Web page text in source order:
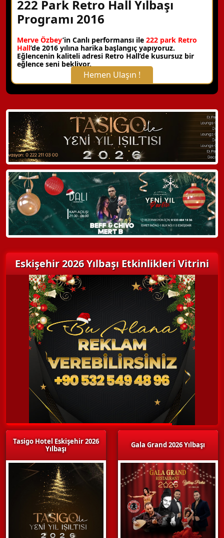
222 Park Retro Hall Yılbaşı
Programı 2016
Merve Özbey’in Canlı performansı ile 222 park Retro
Hall’de 2016 yılına harika başlangıç yapıyoruz.
Eğlencenin kaliteli adresi Retro Hall’de kusursuz bir
eğlence seni bekliyor.
Hemen Ulaşın !
X Kapat
WhatsApp ile Bilgi Alın
Hemen Arayın
Detaylı Bilgi Alın
Eskişehir 2026 Yılbaşı Etkinlikleri Vitrini
Tasigo Hotel Eskişehir 2026
Yılbaşı
Gala Grand 2026 Yılbaşı